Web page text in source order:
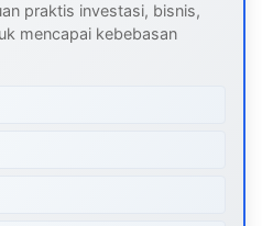
praktis investasi, bisnis,
mencapai kebebasan